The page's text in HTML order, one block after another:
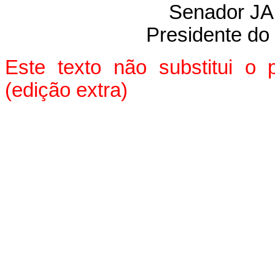
Senador
Presidente
Este texto não substitui o
(edição extra)